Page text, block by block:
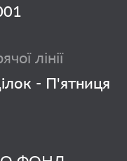
лінії
- П'ятниця